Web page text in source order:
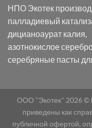
оксида
в
калий
НПО Экотек
палладиевый
дицианоаурат калия,
азотнокислое
серебряные пасты
ООО "Экотек" 2026 ©
приведены как
публичной офертой,